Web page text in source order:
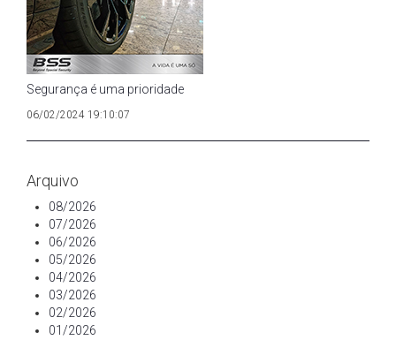
Segurança é uma prioridade
06/02/2024 19:10:07
Arquivo
08/2026
07/2026
06/2026
05/2026
04/2026
03/2026
02/2026
01/2026